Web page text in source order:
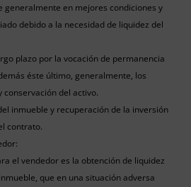
en mejores condiciones y
debido a la necesidad de liquidez del
plazo por la vocación de permanencia
éste último, generalmente, los
del activo.
inmueble y recuperación de la inversión
contrato.
el vendedor es la obtención de liquidez
que en una situación adversa